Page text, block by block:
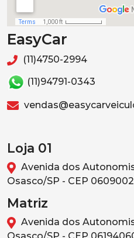
EasyCar
(11)4750-2994
(11)94791-0343
Loja 01
Avenida dos
Osasco/SP - CEP
Matriz
Avenida dos